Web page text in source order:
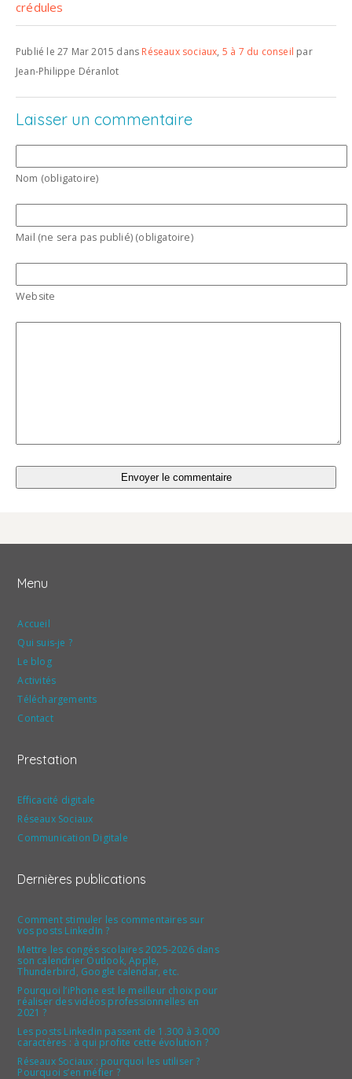
crédules
Publié le 27 Mar 2015 dans Réseaux sociaux, 5 à 7 du conseil par
Jean-Philippe Déranlot
Laisser un commentaire
Nom (obligatoire)
Mail (ne sera pas publié) (obligatoire)
Website
Menu
Accueil
Qui suis-je ?
Le blog
Activités
Téléchargements
Contact
Prestation
Efficacité digitale
Réseaux Sociaux
Communication Digitale
Dernières publications
Comment stimuler les commentaires sur
vos posts LinkedIn ?
Mettre les congés scolaires 2025-2026 dans
son calendrier Outlook, Apple,
Thunderbird, Google calendar, etc.
Pourquoi l’iPhone est le meilleur choix pour
réaliser des vidéos professionnelles en
2021 ?
Les posts Linkedin passent de 1.300 à 3.000
caractères : à qui profite cette évolution ?
Réseaux Sociaux : pourquoi les utiliser ?
Pourquoi s’en méfier ?